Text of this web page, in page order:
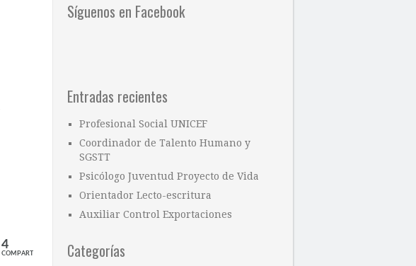
4
COMPARTIR
Síguenos en Facebook
Entradas recientes
Profesional Social UNICEF
Coordinador de Talento Humano y
SGSTT
Psicólogo Juventud Proyecto de Vida
Orientador Lecto-escritura
Auxiliar Control Exportaciones
Categorías